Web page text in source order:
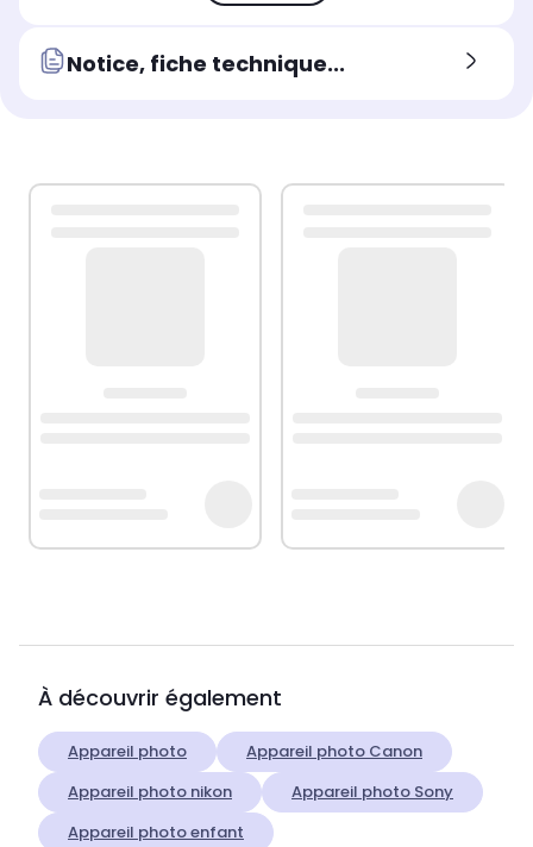
Notice, fiche technique...
À découvrir également
Appareil photo
Appareil photo Canon
Appareil photo nikon
Appareil photo Sony
Appareil photo enfant